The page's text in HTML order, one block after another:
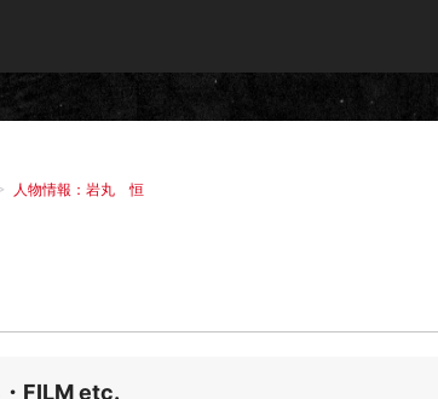
人物情報：岩丸 恒
FILM etc.